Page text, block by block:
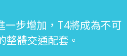
一步增加，T4將成為不可
體交通配套。